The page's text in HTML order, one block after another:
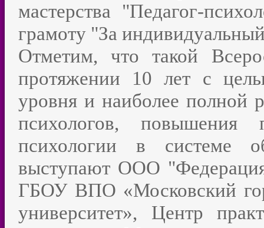
мастерства "Педагог-
грамоту "За
Отметим, что такой
протяжении 10 лет с
уровня и наиболее полной
психологов, повышения
психологии в системе
выступают ООО "Федерация
ГБОУ ВПО «Московский
университет», Центр